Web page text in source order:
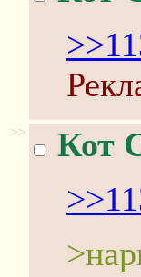
>> Кот